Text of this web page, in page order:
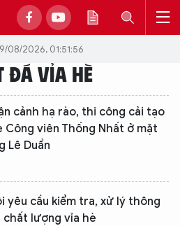
08/2026, 01:51:56
ĐÁ VỈA HÈ
cảnh hạ rào, thi công cải tạo
Công viên Thống Nhất ở mặt
Lê Duẩn
yêu cầu kiểm tra, xử lý thông
chất lượng vỉa hè